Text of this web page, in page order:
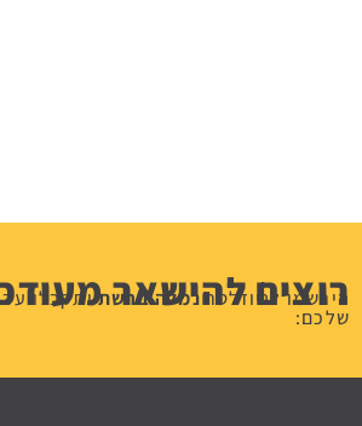
רוצים להישאר
הירשמו לניוזלטרנמלה ברשתותקבלו
שלכם: